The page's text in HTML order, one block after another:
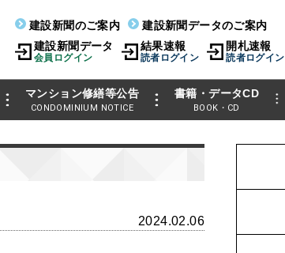
建設新聞のご案内
建設新聞データのご案内
建設新聞データ
会員ログイン
結果速報
読者ログイン
開札速報
読者ログイン
マンション修繕等公告
CONDOMINIUM NOTICE
書籍・データCD
BOOK・CD
2024.02.06